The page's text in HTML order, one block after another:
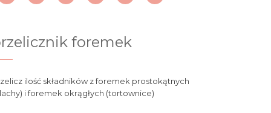
foremek
ilość składników z foremek prostokątnych
i foremek okrągłych (tortownice)